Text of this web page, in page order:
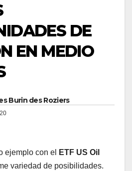
DE
EN MEDIO
Burin des Roziers
ejemplo con el
ETF US Oil
variedad de posibilidades.